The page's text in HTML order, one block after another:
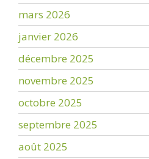
mars 2026
janvier 2026
décembre 2025
novembre 2025
octobre 2025
septembre 2025
août 2025